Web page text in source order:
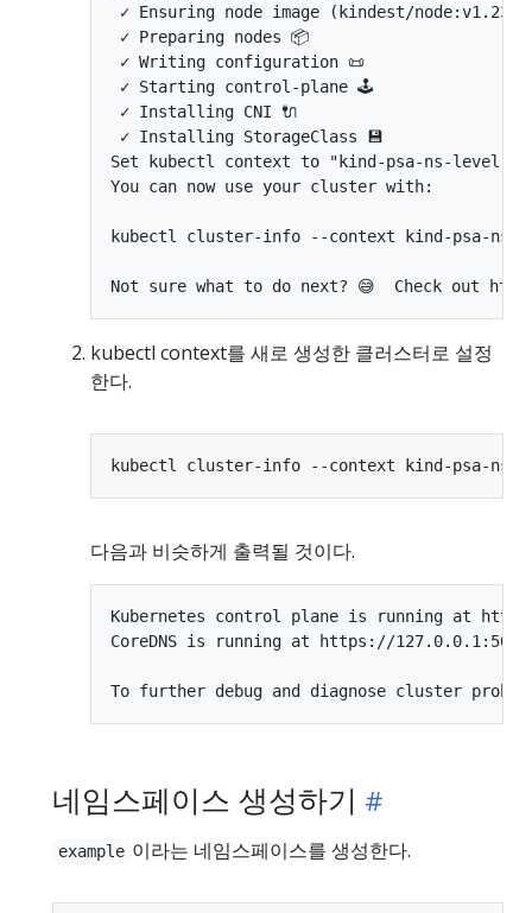
✓ Ensuring node image (kindest/
✓ Preparing nodes 📦
✓ Writing configuration 📜
✓ Starting control-plane 🕹️
✓ Installing CNI 🔌
✓ Installing StorageClass 💾
Set kubectl context to "kind-psa-ns-level"
You can now use your cluster with:
kubectl cluster-info --context kind-psa-ns-
kubectl context를 새로 생성한 클러스터로 설정
한다.
다음과 비슷하게 출력될 것이다.
Kubernetes control plane is running at
CoreDNS is running at https://
네임스페이스 생성하기
example 이라는 네임스페이스를 생성한다.